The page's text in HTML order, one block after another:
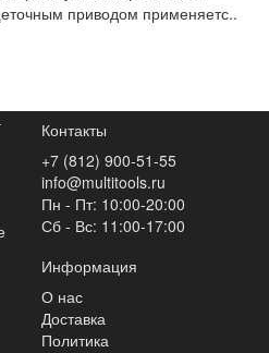
приводом применяетс..
Контакты
+7 (812) 900-51-55
info@multitools.ru
Пн - Пт: 10:00-20:00
Сб - Вс: 11:00-17:00
Информация
О нас
Доставка
Политика